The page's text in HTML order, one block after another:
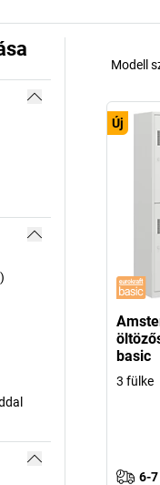
Modell
Új
basic
3 fülke
6-